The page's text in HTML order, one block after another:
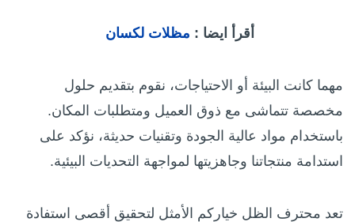
أقرأ ايضا : مظلات لكسان
مهما كانت البيئة أو الاحتياجات، نقوم بتقديم حلول
مخصصة تتماشى مع ذوق العميل ومتطلبات المكان.
باستخدام مواد عالية الجودة وتقنيات حديثة، نؤكد على
استدامة منتجاتنا وجاهزيتها لمواجهة التحديات البيئية.
تعد محترف الظل خياركم الأمثل لتحقيق أقصى استفادة